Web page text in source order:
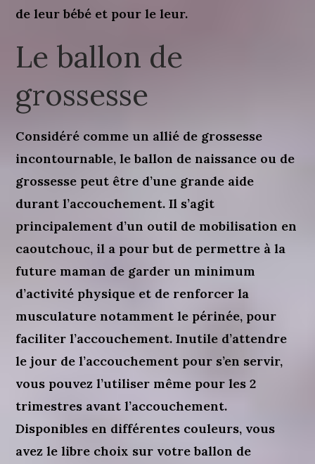
de leur bébé et pour le leur.
Le ballon de
grossesse
Considéré comme un allié de grossesse
incontournable, le ballon de naissance ou de
grossesse peut être d’une grande aide
durant l’accouchement. Il s’agit
principalement d’un outil de mobilisation en
caoutchouc, il a pour but de permettre à la
future maman de garder un minimum
d’activité physique et de renforcer la
musculature notamment le périnée, pour
faciliter l’accouchement. Inutile d’attendre
le jour de l’accouchement pour s’en servir,
vous pouvez l’utiliser même pour les 2
trimestres avant l’accouchement.
Disponibles en différentes couleurs, vous
avez le libre choix sur votre ballon de